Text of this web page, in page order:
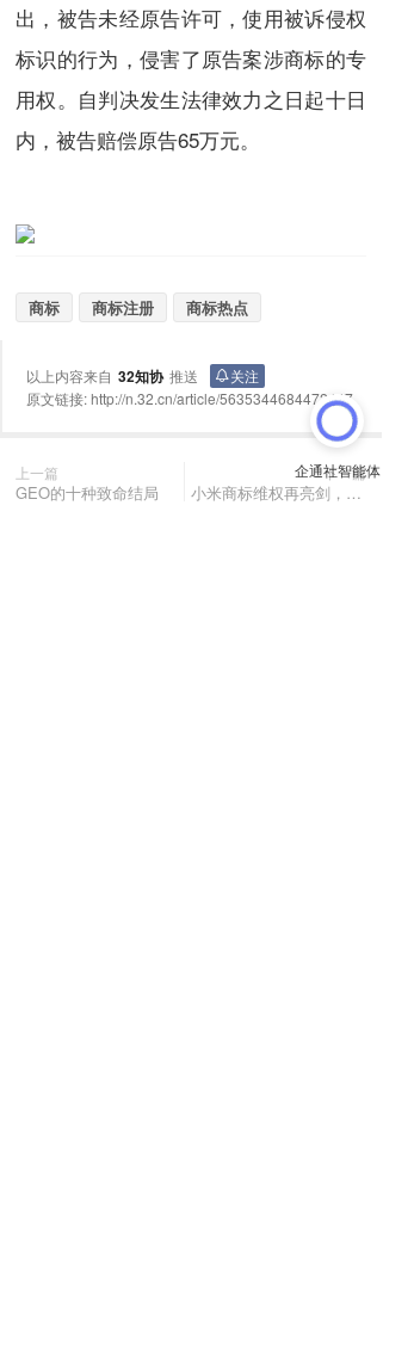
出，被告未经原告许可，使用被诉侵权
标识的行为，侵害了原告案涉商标的专
用权。自判决发生法律效力之日起十日
内，被告赔偿原告65万元。
商标 商标注册 商标热点
以上内容来自 32知协 推送
关注
原文链接:http://n.32.cn/article/5635344684472447
上一篇
GEO的十种致命结局
下一篇
小米商标维权再亮剑，重拳打击山寨乱象